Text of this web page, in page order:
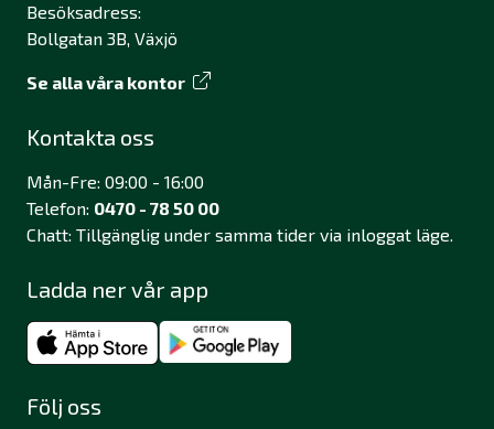
Besöksadress:
Bollgatan 3B, Växjö
Se alla våra kontor
Kontakta oss
Mån-Fre: 09:00 - 16:00
Telefon: 0470 - 78 50 00
Chatt: Tillgänglig under samma tider via inloggat läge.
Ladda ner vår app
Följ oss